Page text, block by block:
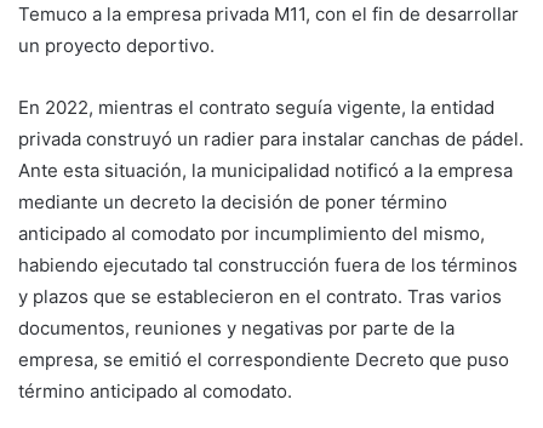
Temuco a la empresa privada M11, con el fin de desarrollar
un proyecto deportivo.
En 2022, mientras el contrato seguía vigente, la entidad
privada construyó un radier para instalar canchas de pádel.
Ante esta situación, la municipalidad notificó a la empresa
mediante un decreto la decisión de poner término
anticipado al comodato por incumplimiento del mismo,
habiendo ejecutado tal construcción fuera de los términos
y plazos que se establecieron en el contrato. Tras varios
documentos, reuniones y negativas por parte de la
empresa, se emitió el correspondiente Decreto que puso
término anticipado al comodato.